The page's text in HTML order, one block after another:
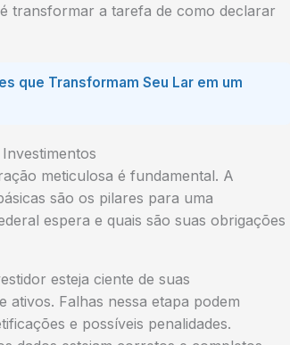
transformar a tarefa de como declarar
que Transformam Seu Lar em um
meticulosa é fundamental. A
são os pilares para uma
espera e quais são suas obrigações
esteja ciente de suas
ativos. Falhas nessa etapa podem
e possíveis penalidades.